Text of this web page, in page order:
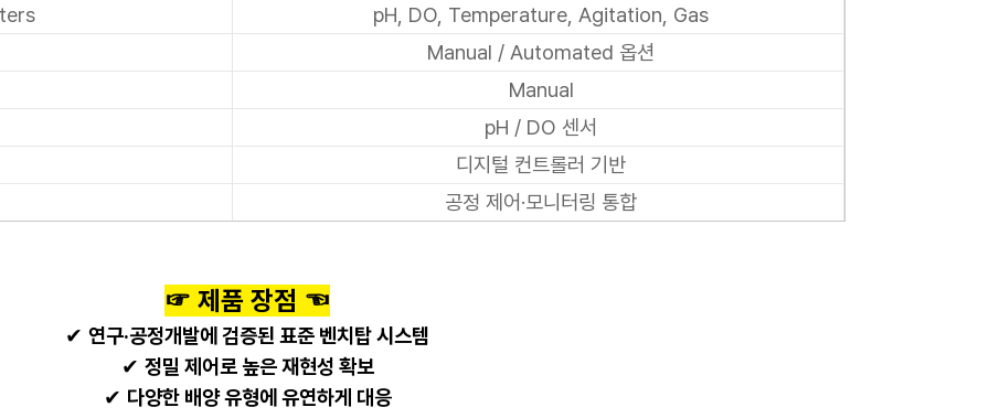
pH, DO, Temperature, Agitation, Gas
Manual / Automated 옵션
Manual
pH / DO 센서
디지털 컨트롤러 기반
공정 제어·모니터링 통합
☞ 제품 장점 ☜
✔ 연구·공정개발에 검증된 표준 벤치탑 시스템
✔ 정밀 제어로 높은 재현성 확보
✔ 다양한 배양 유형에 유연하게 대응